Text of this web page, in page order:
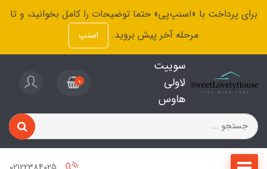
برای پرداخت با «اسنپ‌پی» حتما توضیحات را کامل بخوانید، و تا
مرحله آخر پیش بروید.
اسنپ
سوییت
لاولی
هاوس
0